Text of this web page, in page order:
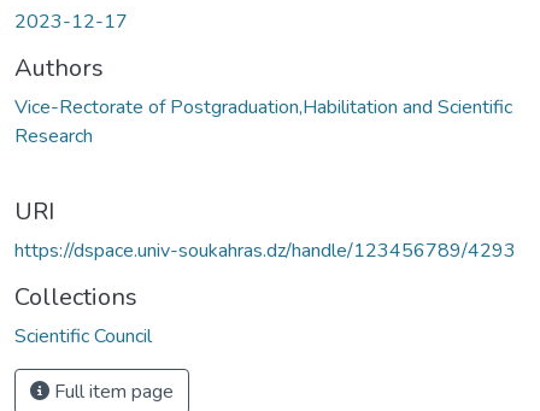
2023-12-17
Authors
Vice-Rectorate of Postgraduation,Habilitation and Scientific
Research
URI
https://dspace.univ-soukahras.dz/handle/123456789/4293
Collections
Scientific Council
Full item page